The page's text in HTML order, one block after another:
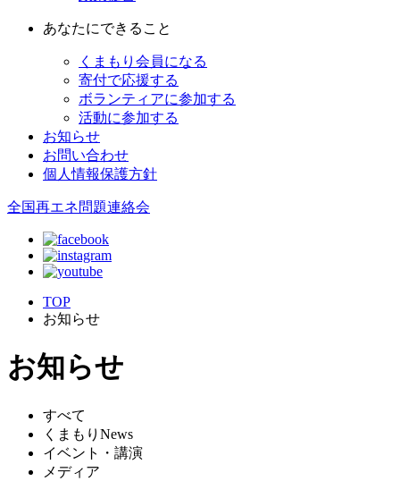
あなたにできること
くまもり会員になる
寄付で応援する
ボランティアに参加する
活動に参加する
お知らせ
お問い合わせ
個人情報保護方針
全国再エネ問題連絡会
TOP
お知らせ
お知らせ
すべて
くまもりNews
イベント・講演
メディア